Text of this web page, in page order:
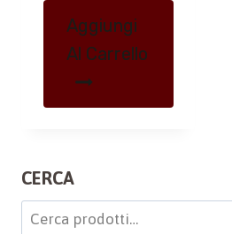
Aggiungi
Al Carrello
CERCA
Cerca: